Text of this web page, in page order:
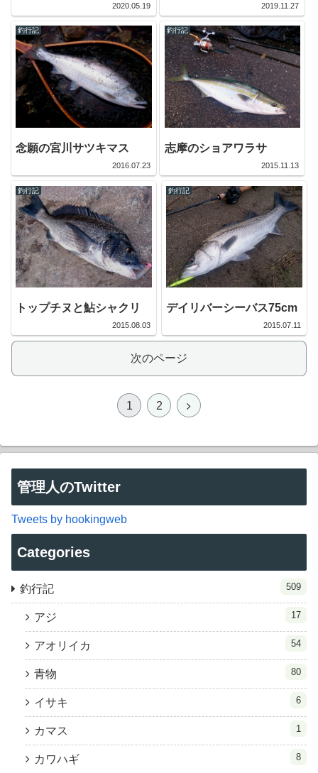
2020.05.19 2019.11.27
釣行記
念願の宮川サツキマス
2016.07.23
釣行記
志摩のショアワラサ
2015.11.13
釣行記
トップチヌと鮎シャクリ
2015.08.03
釣行記
デイリバーシーバス75cm
2015.07.11
次のページ
1 2
管理人のTwitter
Tweets by hookingweb
Categories
釣行記 509
アジ 17
アオリイカ 54
青物 80
イサキ 6
カマス 1
カワハギ 8